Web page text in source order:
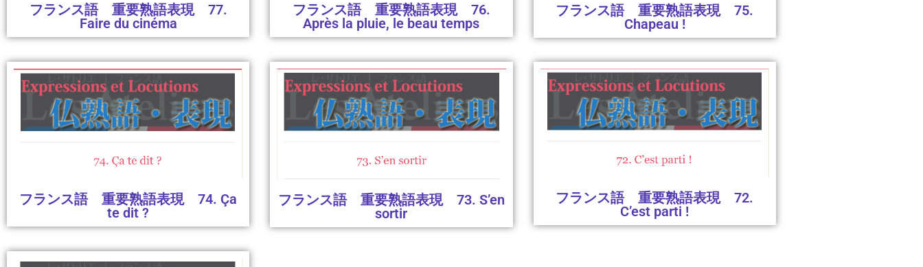
フランス語 重要熟語表現 77.
Faire du cinéma
フランス語 重要熟語表現 76.
Après la pluie, le beau temps
フランス語 重要熟語表現 75.
Chapeau !
フランス語 重要熟語表現 74. Ça
te dit ?
フランス語 重要熟語表現 73. S’en
sortir
フランス語 重要熟語表現 72.
C’est parti !